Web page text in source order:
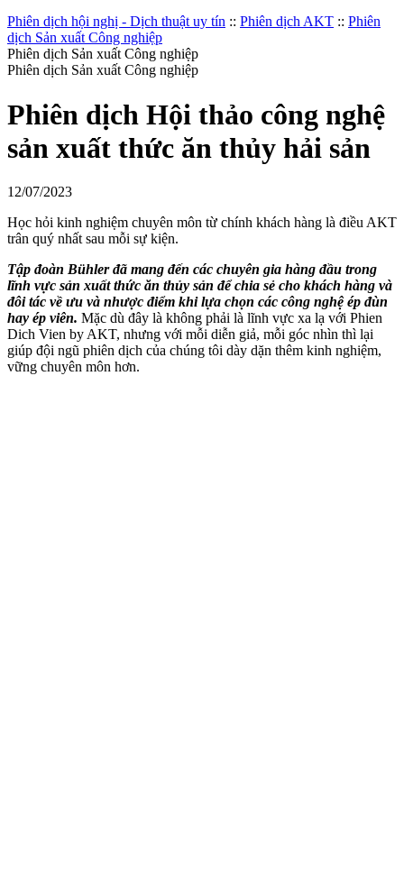
Phiên dịch hội nghị - Dịch thuật uy tín :: Phiên dịch AKT :: Phiên
dịch Sản xuất Công nghiệp
Phiên dịch Sản xuất Công nghiệp
Phiên dịch Sản xuất Công nghiệp
Phiên dịch Hội thảo công nghệ
sản xuất thức ăn thủy hải sản
12/07/2023
Học hỏi kinh nghiệm chuyên môn từ chính khách hàng là điều AKT
trân quý nhất sau mỗi sự kiện.
Tập đoàn Bühler đã mang đến các chuyên gia hàng đầu trong
lĩnh vực sản xuất thức ăn thủy sản để chia sẻ cho khách hàng và
đôi tác về ưu và nhược điểm khi lựa chọn các công nghệ ép đùn
hay ép viên. Mặc dù đây là không phải là lĩnh vực xa lạ với Phien
Dich Vien by AKT, nhưng với mỗi diễn giả, mỗi góc nhìn thì lại
giúp đội ngũ phiên dịch của chúng tôi dày dặn thêm kinh nghiệm,
vững chuyên môn hơn.